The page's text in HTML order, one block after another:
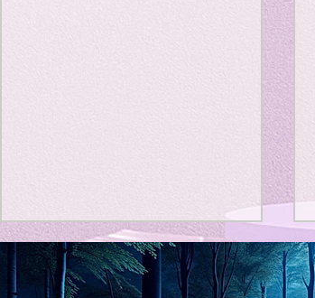
Title: Death Affirmation as
a Generator of Mental